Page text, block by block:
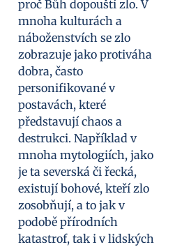
proč Bůh dopouští zlo. V
mnoha kulturách a
náboženstvích se zlo
zobrazuje jako protiváha
dobra, často
personifikované v
postavách, které
představují chaos a
destrukci. Například v
mnoha mytologiích, jako
je ta severská či řecká,
existují bohové, kteří zlo
zosobňují, a to jak v
podobě přírodních
katastrof, tak i v lidských